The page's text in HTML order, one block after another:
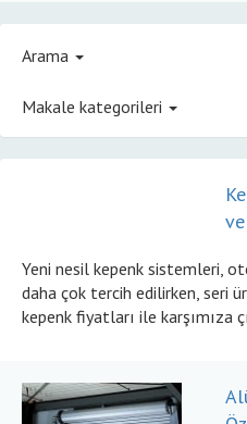
Arama
Makale kategorileri
Yeni nesil kepenk sistemleri,
daha çok tercih edilirken, seri
kepenk fiyatları ile karşımıza